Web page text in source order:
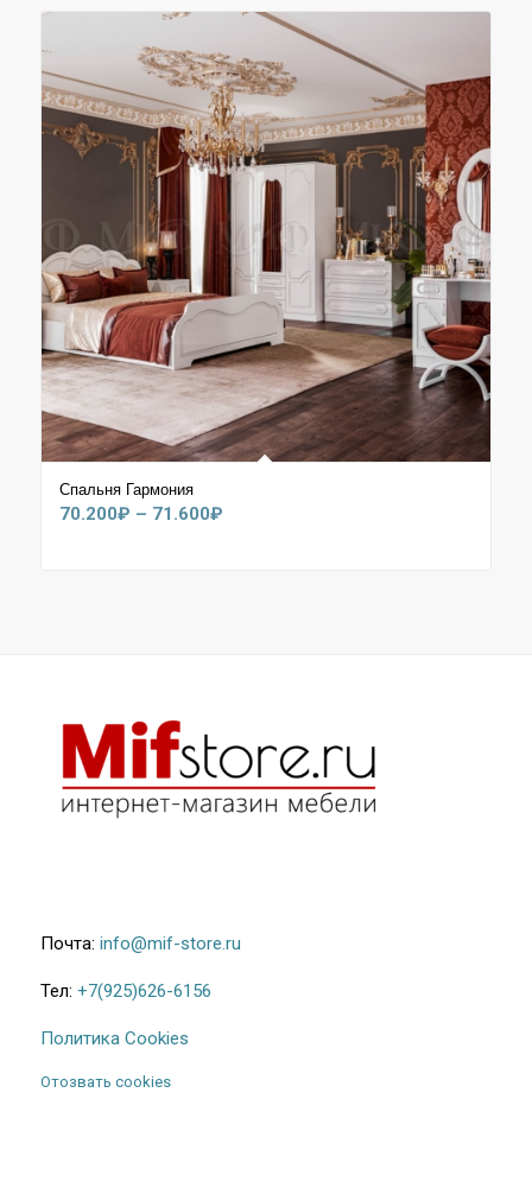
–
Спальня Гармония
70.200₽ – 71.600₽Диапазон
Почта: info@mif-store.ru
Тел: +7(925)626-6156
Политика Cookies
Отозвать cookies